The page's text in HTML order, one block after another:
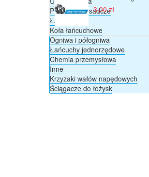
Pierścienie osadcze
Łańcuchy
Koła łańcuchowe
Ogniwa i półogniwa
Łańcuchy jednorzędowe
Chemia przemysłowa
Inne
Krzyżaki wałów napędowych
Ściągacze do łożysk
3,00 zł